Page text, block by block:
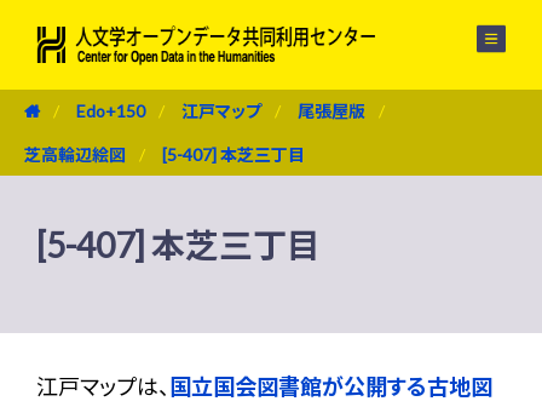
Edo+150 江戸マップ 尾張屋版
芝高輪辺絵図 [5-407] 本芝三丁目
[5-407] 本芝三丁目
江戸マップは、 国立国会図書館が公開する古地図